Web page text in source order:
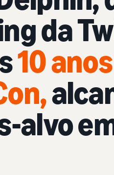
da
10
,
alvo